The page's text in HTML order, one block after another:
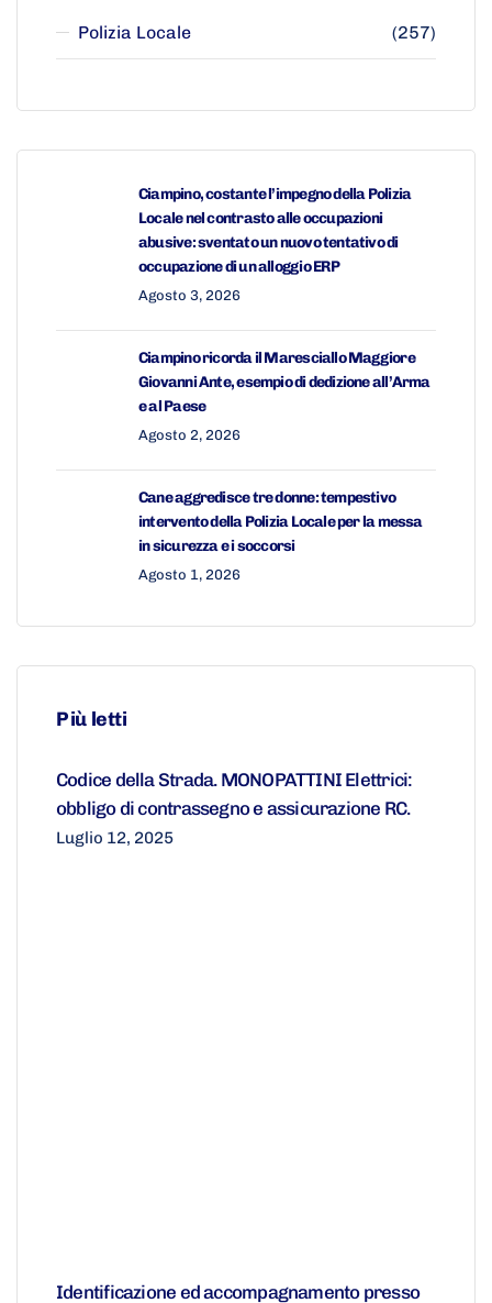
Polizia Locale (257)
Ciampino, costante l’impegno della Polizia
Locale nel contrasto alle occupazioni
abusive: sventato un nuovo tentativo di
occupazione di un alloggio ERP
Agosto 3, 2026
Ciampino ricorda il Maresciallo Maggiore
Giovanni Ante, esempio di dedizione all’Arma
e al Paese
Agosto 2, 2026
Cane aggredisce tre donne: tempestivo
intervento della Polizia Locale per la messa
in sicurezza e i soccorsi
Agosto 1, 2026
Più letti
Codice della Strada. MONOPATTINI Elettrici:
obbligo di contrassegno e assicurazione RC.
Luglio 12, 2025
Identificazione ed accompagnamento presso